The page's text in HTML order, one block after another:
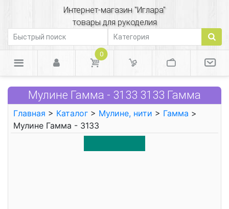
Интернет-магазин "Иглара"
товары для рукоделия
0
Мулине Гамма - 3133 3133 Гамма
Главная > Каталог > Мулине, нити > Гамма >
Мулине Гамма - 3133